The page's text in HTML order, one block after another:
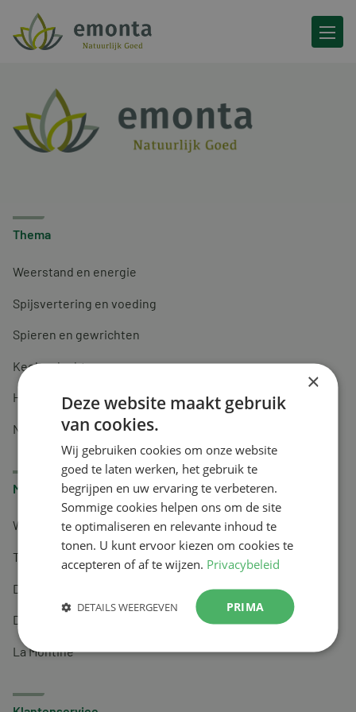
Ga naar de inhoud
Thema
Weerstand en energie
Spijsvertering en voeding
Spieren en gewrichten
Keel en luchtwegen
Huidverzorging
Nachtrust
Merken
Wapiti
Tai-Ginseng
Dermagíq
Draisma
La Montine
×
Deze website maakt gebruik
van cookies.
Wij gebruiken cookies om onze website
goed te laten werken, het gebruik te
begrijpen en uw ervaring te verbeteren.
Sommige cookies helpen ons om de site
te optimaliseren en relevante inhoud te
tonen. U kunt ervoor kiezen om cookies te
accepteren of af te wijzen. Privacybeleid
PRIMA
DETAILS WEERGEVEN